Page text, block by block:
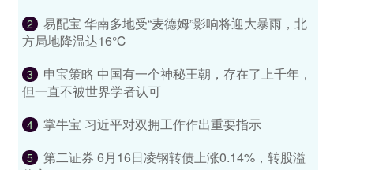
2
易配宝 华南多地受“麦德姆”影响将迎大暴雨，北
方局地降温达16℃
3
申宝策略 中国有一个神秘王朝，存在了上千年，
但一直不被世界学者认可
4 掌牛宝 习近平对双拥工作作出重要指示
5
第二证券 6月16日凌钢转债上涨0.14%，转股溢